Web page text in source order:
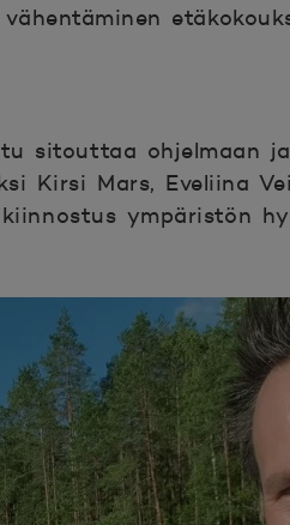
sitouttaa ohjelmaan
Kirsi Mars, Eveliina
ympäristön